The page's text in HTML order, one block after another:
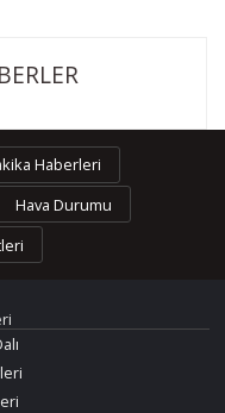
Haberleri
Hava Durumu